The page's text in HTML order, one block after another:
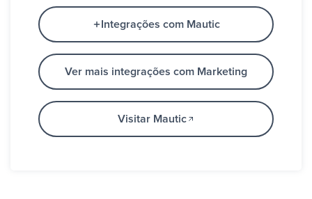
Integrações com Mautic
Ver mais integrações com Marketing
Visitar Mautic